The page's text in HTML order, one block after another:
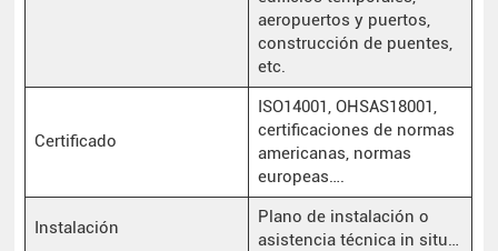
aeropuertos y puertos,
construcción de puentes,
etc.
Certificado
ISO14001, OHSAS18001,
certificaciones de normas
americanas, normas
europeas….
Instalación
Plano de instalación o
asistencia técnica in situ…